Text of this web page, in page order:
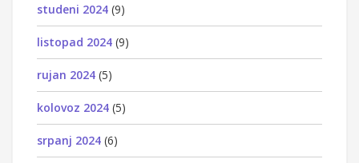
studeni 2024 (9)
listopad 2024 (9)
rujan 2024 (5)
kolovoz 2024 (5)
srpanj 2024 (6)